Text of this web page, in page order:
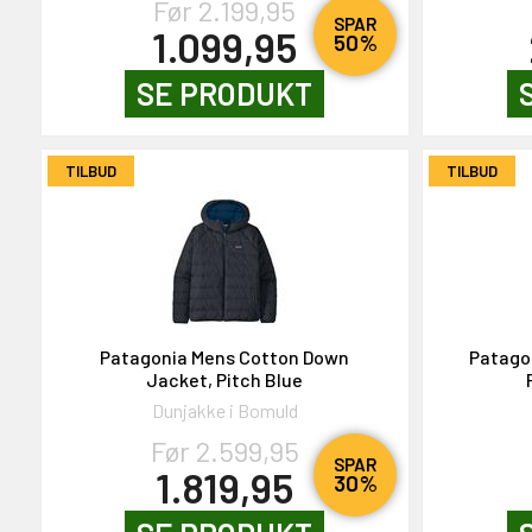
SPAR
50%
Før 2.199,95
1.099,95
SE PRODUKT
TILBUD
SPAR
30%
Patagonia Mens Cotton Down
Jacket, Pitch Blue
Dunjakke i Bomuld
Før 2.599,95
1.819,95
TILBUD